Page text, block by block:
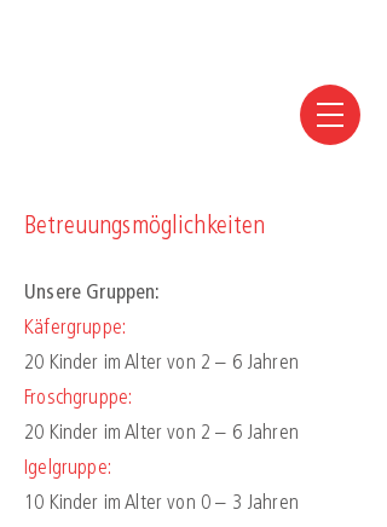
Betreuungsmöglichkeiten
Unsere Gruppen:
Käfergruppe:
20 Kinder im Alter von 2 – 6 Jahren
Froschgruppe:
20 Kinder im Alter von 2 – 6 Jahren
Igelgruppe:
10 Kinder im Alter von 0 – 3 Jahren